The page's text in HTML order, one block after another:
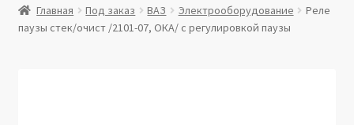
Витрина
Главная Под заказ ВАЗ Электрооборудование
Реле
паузы стек/очист /2101-07, ОКА/ с регулировкой паузы